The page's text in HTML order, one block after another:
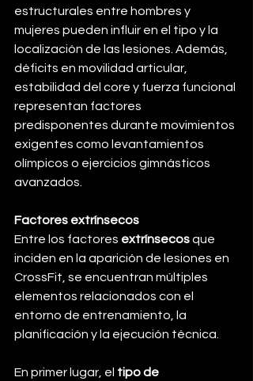
estructurales entre hombres y
mujeres pueden influir en el tipo y la
localización de las lesiones. Además,
déficits en movilidad articular,
estabilidad del core y fuerza funcional
representan factores
predisponentes durante movimientos
exigentes como levantamientos
olímpicos o ejercicios gimnásticos
avanzados.
Factores extrínsecos
Entre los factores extrínsecos que
inciden en la aparición de lesiones en
CrossFit, se encuentran múltiples
elementos relacionados con el
entorno de entrenamiento, la
planificación y la ejecución técnica.
En primer lugar, el tipo de